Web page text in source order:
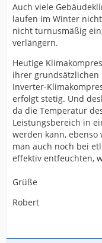
Auch viele
laufen im Winter
nicht turnusmäßig
verlängern.
Heutige
ihrer grundsätzlichen
Inverter-
erfolgt stetig. Und
da die Temperatur
Leistungsbereich in
werden kann,
man auch noch bei
effektiv entfeuchten,
Grüße
Robert